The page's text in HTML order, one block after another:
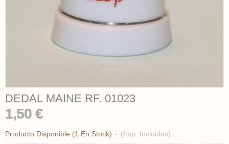
DEDAL MAINE RF. 01023
1,50 €
Producto Disponible (1 En Stock) - (Imp. Incluidos)